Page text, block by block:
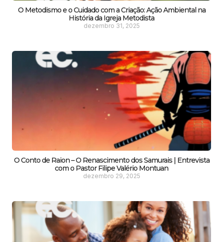
O Metodismo e o Cuidado com a Criação: Ação Ambiental na
História da Igreja Metodista
dezembro 31, 2025
O Conto de Raion – O Renascimento dos Samurais | Entrevista
com o Pastor Filipe Valério Montuan
dezembro 29, 2025